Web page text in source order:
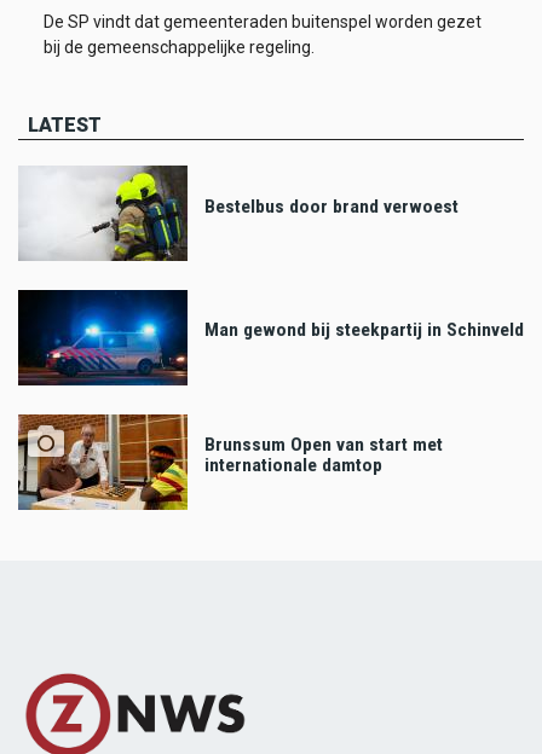
De SP vindt dat gemeenteraden buitenspel worden gezet
bij de gemeenschappelijke regeling.
LATEST
Bestelbus door brand verwoest
Man gewond bij steekpartij in Schinveld
Brunssum Open van start met
internationale damtop